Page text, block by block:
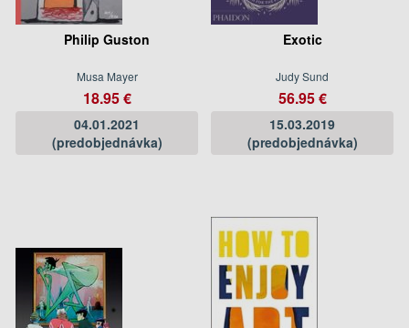
Philip Guston
Musa Mayer
18.95 €
04.01.2021
(predobjednávka)
Exotic
Judy Sund
56.95 €
15.03.2019
(predobjednávka)